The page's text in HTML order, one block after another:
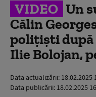
VIDEO Un
Călin
polițiști după
Ilie Bolojan,
Data actualizării: 18.02.2025
Data publicării: 18.02.2025